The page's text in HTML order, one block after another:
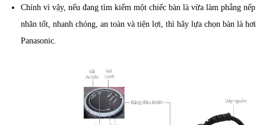
Chính vì vậy, nếu đang tìm kiếm một chiếc bàn là vừa làm phẳng nếp
nhăn tốt, nhanh chóng, an toàn và tiện lợi, thì hãy lựa chọn bàn là hơi
Panasonic.